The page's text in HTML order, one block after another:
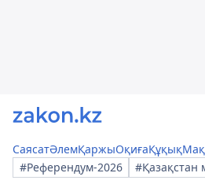
СаясатӘлемҚаржыОқиғаҚұқық
#Референдум-2026